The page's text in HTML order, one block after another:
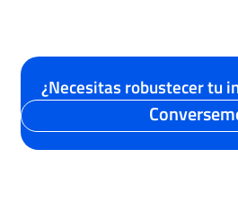
¿Necesitas robustecer tu